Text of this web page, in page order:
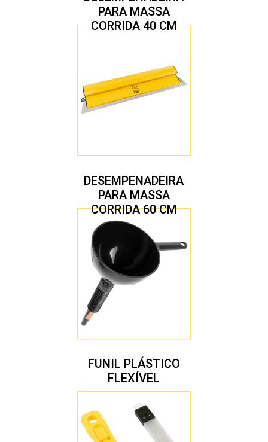
PARA MASSA
CORRIDA 40 CM
DESEMPENADEIRA
PARA MASSA
CORRIDA 60 CM
FUNIL PLÁSTICO
FLEXÍVEL